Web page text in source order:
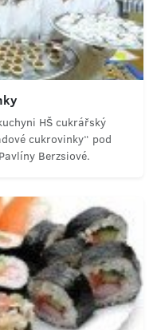
HŠ cukrářský
cukrovinky“ pod
Berzsiové.